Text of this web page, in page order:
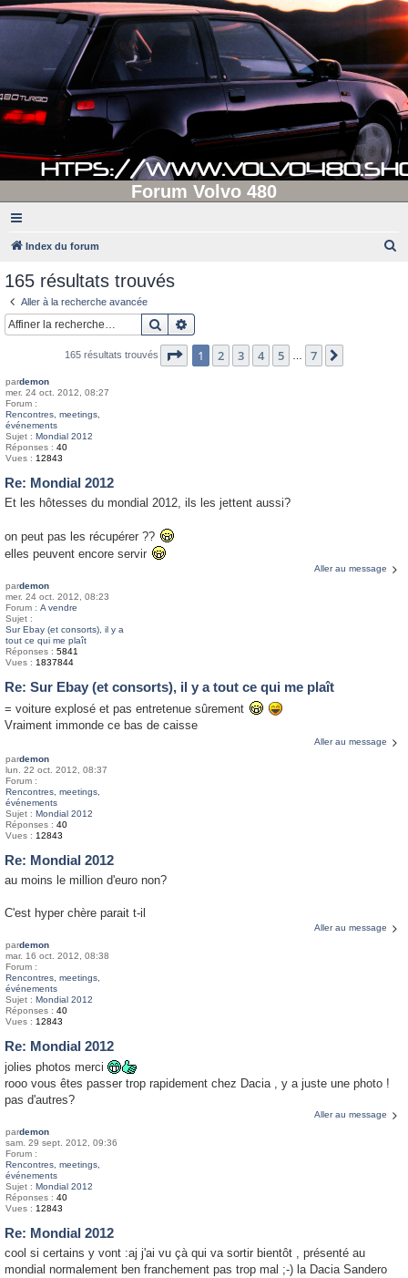
Forum Volvo 480
Index du forum
165 résultats trouvés
Aller à la recherche avancée
Rechercher
165 résultats trouvés Page 1sur7
1 2 3 4 5 7
pardemon
mer. 24 oct. 2012, 08:27
Forum :
Rencontres, meetings,
événements
Sujet : Mondial 2012
Réponses : 40
Vues : 12843
Re: Mondial 2012
Et les hôtesses du mondial 2012, ils les jettent aussi?
on peut pas les récupérer ??
elles peuvent encore servir
Aller au message
pardemon
mer. 24 oct. 2012, 08:23
Forum : A vendre
Sujet :
Sur Ebay (et consorts), il y a
tout ce qui me plaît
Réponses : 5841
Vues : 1837844
Re: Sur Ebay (et consorts), il y a tout ce qui me plaît
= voiture explosé et pas entretenue sûrement
Vraiment immonde ce bas de caisse
Aller au message
pardemon
lun. 22 oct. 2012, 08:37
Forum :
Rencontres, meetings,
événements
Sujet : Mondial 2012
Réponses : 40
Vues : 12843
Re: Mondial 2012
au moins le million d'euro non?
C'est hyper chère parait t-il
Aller au message
pardemon
mar. 16 oct. 2012, 08:38
Forum :
Rencontres, meetings,
événements
Sujet : Mondial 2012
Réponses : 40
Vues : 12843
Re: Mondial 2012
jolies photos merci
rooo vous êtes passer trop rapidement chez Dacia , y a juste une photo !
pas d'autres?
Aller au message
pardemon
sam. 29 sept. 2012, 09:36
Forum :
Rencontres, meetings,
événements
Sujet : Mondial 2012
Réponses : 40
Vues : 12843
Re: Mondial 2012
cool si certains y vont :aj j'ai vu çà qui va sortir bientôt , présenté au
mondial normalement ben franchement pas trop mal ;-) la Dacia Sandero